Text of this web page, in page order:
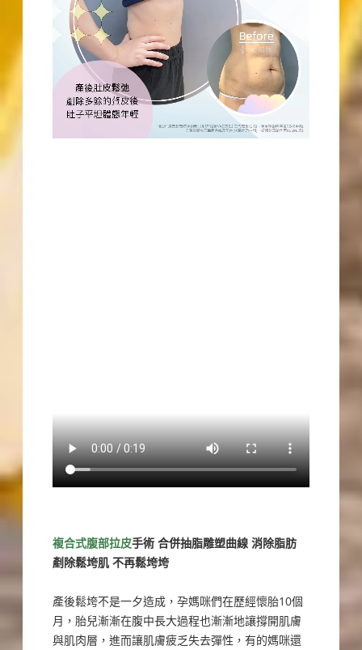
複合式腹部拉皮手術 合併抽脂雕塑曲線 消除脂肪
剷除鬆垮肌 不再鬆垮垮
產後鬆垮不是一夕造成，孕媽咪們在歷經懷胎10個
月，胎兒漸漸在腹中長大過程也漸漸地讓撐開肌膚
與肌肉層，進而讓肌膚疲乏失去彈性，有的媽咪還